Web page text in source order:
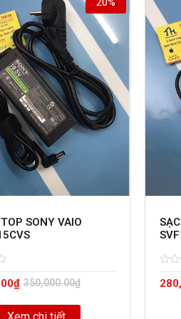
SONY VAIO
350,000.00₫
₫
0